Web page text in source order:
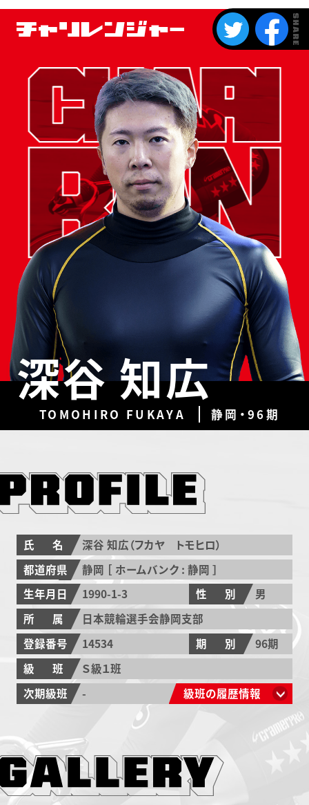
深谷 知広
TOMOHIRO FUKAYA 静岡・96期
氏名
深谷 知広（フカヤ トモヒロ）
都道府県
静岡 ［ ホームバンク : 静岡 ］
生年月日
1990-1-3 性別
男
所属
日本競輪選手会静岡支部
登録番号
14534 期別
96期
級班
Ｓ級１班
次期級班
- 級班の履歴情報